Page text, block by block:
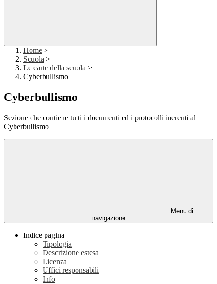
Home >
Scuola >
Le carte della scuola >
Cyberbullismo
Cyberbullismo
Sezione che contiene tutti i documenti ed i protocolli inerenti al
Cyberbullismo
Menu di
navigazione
Indice pagina
Tipologia
Descrizione estesa
Licenza
Uffici responsabili
Info